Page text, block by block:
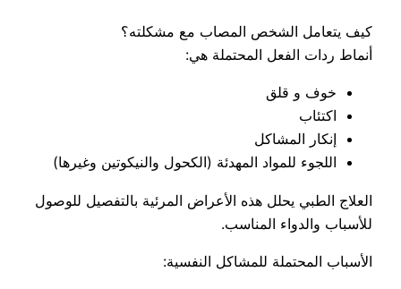
كيف يتعامل الشخص المصاب مع مشكلته؟
أنماط ردات الفعل المحتملة هي:
خوف و قلق
اكتئاب
إنكار المشاكل
اللجوء للمواد المهدئة (الكحول والنيكوتين وغيرها)
العلاج الطبي يحلل هذه الأعراض المرئية بالتفصيل للوصول
للأسباب والدواء المناسب.
الأسباب المحتملة للمشاكل النفسية: